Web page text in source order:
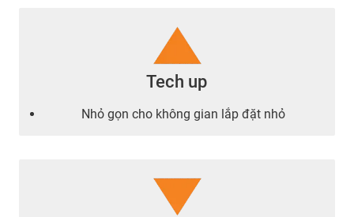
Tech up
Nhỏ gọn cho không gian lắp đặt nhỏ